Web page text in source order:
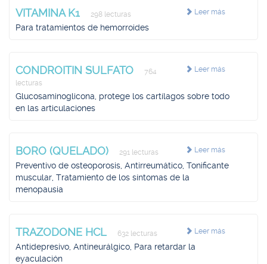
Leer más
VITAMINA K1 298 lecturas
Para tratamientos de hemorroides
Leer más
CONDROITIN SULFATO
764
lecturas
Glucosaminoglicona, protege los cartílagos sobre todo
en las articulaciones
Leer más
BORO (QUELADO) 291 lecturas
Preventivo de osteoporosis, Antirreumático, Tonificante
muscular, Tratamiento de los síntomas de la
menopausia
Leer más
TRAZODONE HCL 632 lecturas
Antidepresivo, Antineurálgico, Para retardar la
eyaculación